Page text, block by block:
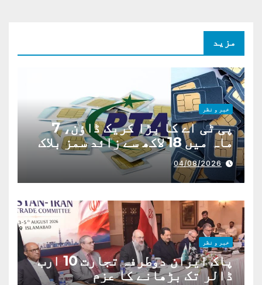
مزید
خبر و نظر
پی ٹی اے کا بڑا کریک ڈاؤن، 7
ماہ میں 18 لاکھ سے زائد سمز بلاک
04/08/2026
خبر و نظر
پاک ایران دوطرفہ تجارت 10 ارب
ڈالر تک بڑھانے کا عزم